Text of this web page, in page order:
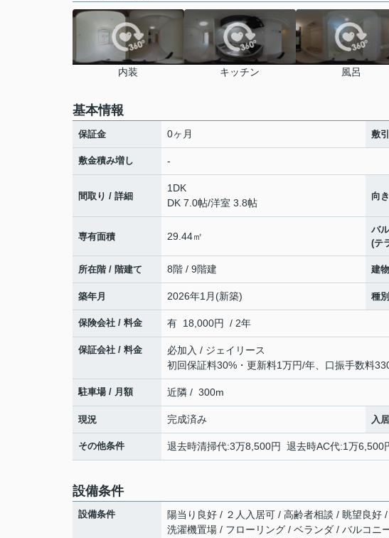
内装 キッチン 風呂
基本情報
保証金 0ヶ月 敷
敷金積み増し -
間取り / 詳細
1DK
DK 7.0帖/洋室 3.8帖
向き
専有面積 29.44㎡
バ
(テ
所在階 / 階建て 8階 / 9階建 建
築年月 2026年1月(新築) 種別
保険会社 / 料金 有 18,000円 / 2年
保証会社 / 料金
必加入 / ジェイリース
初回保証料30%・更新料1万円/年、口振手数料
駐車場 / 月額 近隣 / 300m
現況 完成済み 入
その他条件 退去時清掃代:3万8,500円 退去時AC代:1万6,500
設備条件
設備条件
陽当り良好 / ２人入居可 / 高齢者相談 / 眺望良
洗濯機置場 / フローリング / ベランダ / バルコニ